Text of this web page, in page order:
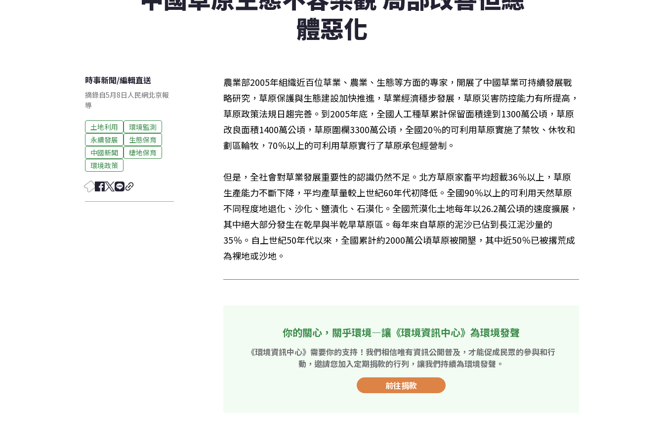
體惡化
時事新聞/編輯直送
摘錄自5月8日人民網北京報
導
土地利用
環境監測
永續發展
生態保育
中國新聞
棲地保育
環境政策
農業部2005年組織近百位草業、農業、生態等方面的專家，開展了中國草業可持續發展戰
略研究，草原保護與生態建設加快推進，草業經濟穩步發展，草原災害防控能力有所提高，
草原政策法規日趨完善。到2005年底，全國人工種草累計保留面積達到1300萬公頃，草原
改良面積1400萬公頃，草原圍欄3300萬公頃，全國20％的可利用草原實施了禁牧、休牧和
劃區輪牧，70％以上的可利用草原實行了草原承包經營制。
但是，全社會對草業發展重要性的認識仍然不足。北方草原家畜平均超載36％以上，草原
生產能力不斷下降，平均產草量較上世紀60年代初降低。全國90％以上的可利用天然草原
不同程度地退化、沙化、鹽漬化、石漠化。全國荒漠化土地每年以26.2萬公頃的速度擴展，
其中絕大部分發生在乾旱與半乾旱草原區。每年來自草原的泥沙已佔到長江泥沙量的
35％。自上世紀50年代以來，全國累計約2000萬公頃草原被開墾，其中近50％已被撂荒成
為裸地或沙地。
你的關心，關乎環境—讓《環境資訊中心》為環境發聲
《環境資訊中心》需要你的支持！我們相信唯有資訊公開普及，才能促成民眾的參與和行
動，邀請您加入定期捐款的行列，讓我們持續為環境發聲。
前往捐款